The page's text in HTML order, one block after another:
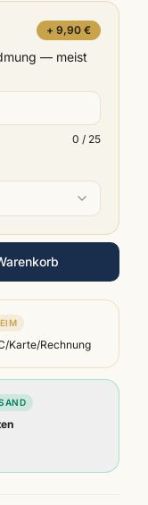
+ 9,90 €
— meist
0 / 25
Karte/Rechnung